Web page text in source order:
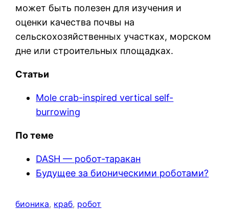
может быть полезен для изучения и
оценки качества почвы на
сельскохозяйственных участках, морском
дне или строительных площадках.
Статьи
Mole crab-inspired vertical self-
burrowing
По теме
DASH — робот-таракан
Будущее за бионическими роботами?
бионика, краб, робот